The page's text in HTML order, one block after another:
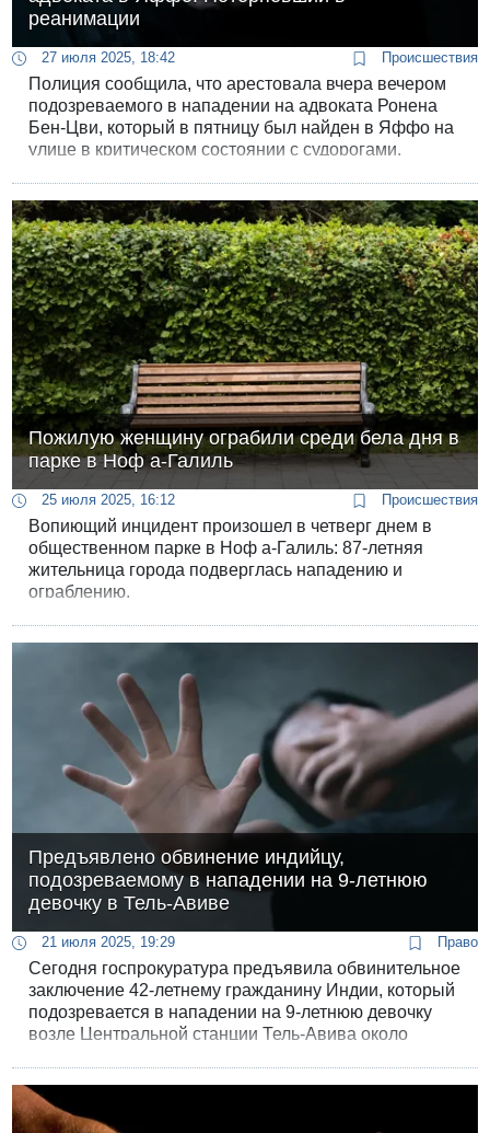
реанимации
27 июля 2025, 18:42 Происшествия
Полиция сообщила, что арестовала вчера вечером
подозреваемого в нападении на адвоката Ронена
Бен-Цви, который в пятницу был найден в Яффо на
улице в критическом состоянии с судорогами.
Пожилую женщину ограбили среди бела дня в
парке в Ноф а-Галиль
25 июля 2025, 16:12 Происшествия
Вопиющий инцидент произошел в четверг днем в
общественном парке в Ноф а-Галиль: 87-летняя
жительница города подверглась нападению и
ограблению.
Предъявлено обвинение индийцу,
подозреваемому в нападении на 9-летнюю
девочку в Тель-Авиве
21 июля 2025, 19:29 Право
Сегодня госпрокуратура предъявила обвинительное
заключение 42-летнему гражданину Индии, который
подозревается в нападении на 9-летнюю девочку
возле Центральной станции Тель-Авива около